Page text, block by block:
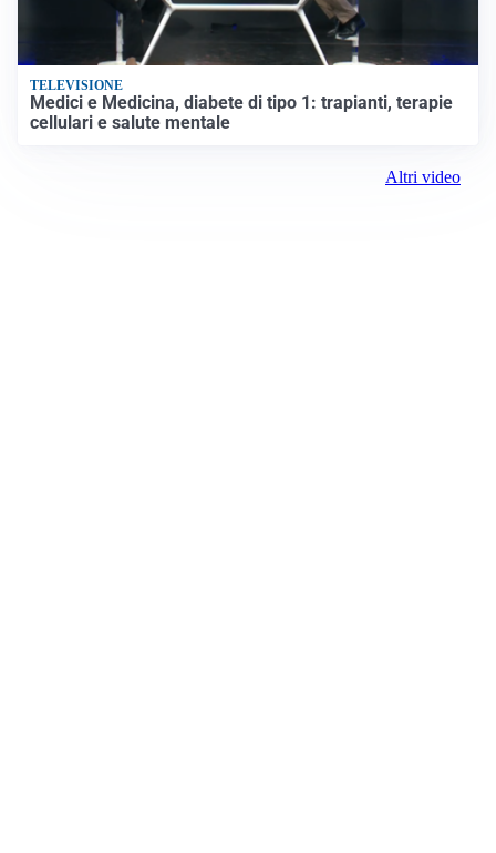
TELEVISIONE
Medici e Medicina, diabete di tipo 1: trapianti, terapie
cellulari e salute mentale
Altri video